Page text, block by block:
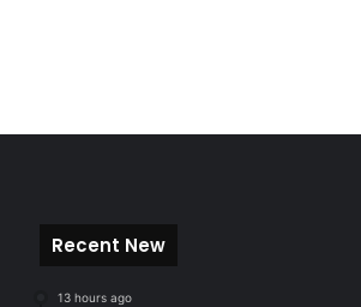
Recent New
13 hours ago